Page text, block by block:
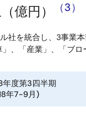
億円） （3）
社を統合し、3事業
、「産業」、「ブ
年度第3四半期
年7-9月)